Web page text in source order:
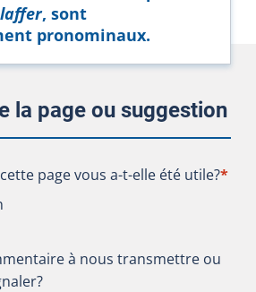
, sont
pronominaux.
la page ou suggestion
page vous a-t-elle été utile?
page vous a-t-elle été utile?*
à nous transmettre ou